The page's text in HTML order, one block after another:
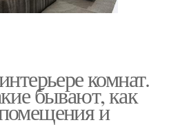
комнат.
бывают, как
и